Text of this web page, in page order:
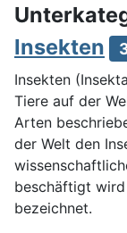
Insekten
Insekten
Tiere auf der
Arten
der Welt den
beschäftigt
bezeichnet.